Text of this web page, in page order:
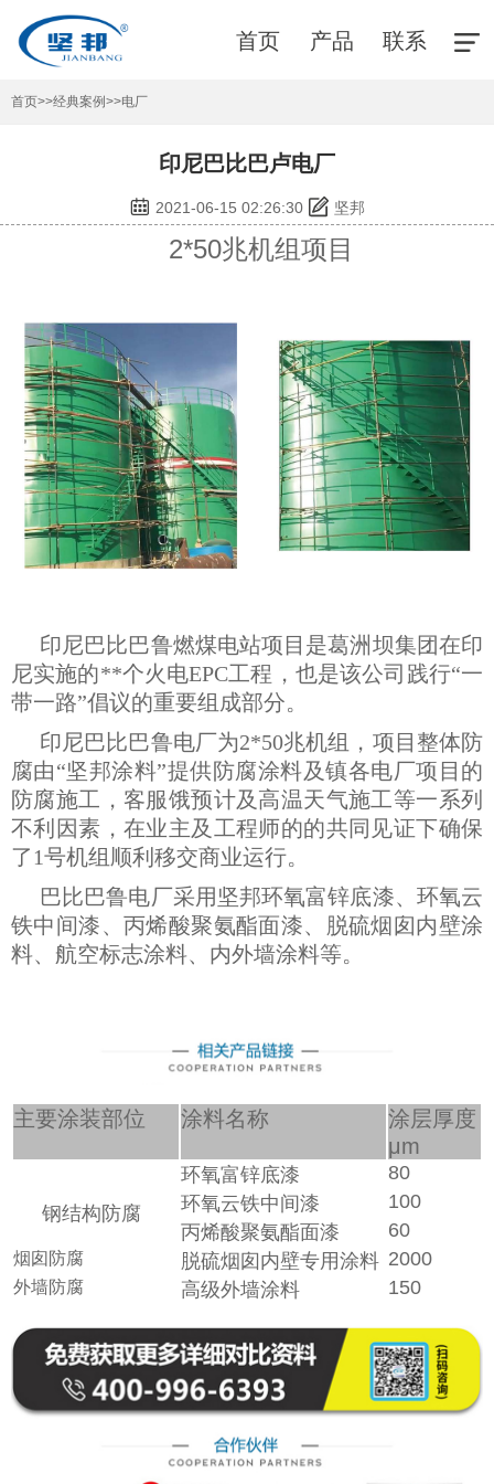
首页 产品 联系
首页>>经典案例>>电厂
印尼巴比巴卢电厂
2021-06-15 02:26:30 坚邦
2*50兆机组项目
印尼巴比巴鲁燃煤电站项目是葛洲坝集团在印
尼实施的**个火电EPC工程，也是该公司践行“一
带一路”倡议的重要组成部分。
印尼巴比巴鲁电厂为2*50兆机组，项目整体防
腐由“坚邦涂料”提供防腐涂料及镇各电厂项目的
防腐施工，客服饿预计及高温天气施工等一系列
不利因素，在业主及工程师的的共同见证下确保
了1号机组顺利移交商业运行。
巴比巴鲁电厂采用坚邦环氧富锌底漆、环氧云
铁中间漆、丙烯酸聚氨酯面漆、脱硫烟囱内壁涂
料、航空标志涂料、内外墙涂料等。
主要涂装部位 涂料名称
涂层厚度
μm
钢结构防腐
环氧富锌底漆
80
环氧云铁中间漆
100
丙烯酸聚氨酯面漆
60
烟囱防腐 脱硫烟囱内壁专用涂料 2000
外墙防腐 高级外墙涂料 150